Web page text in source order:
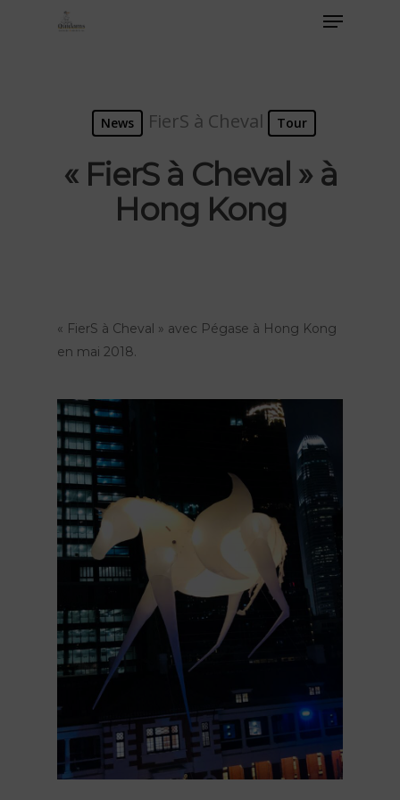
News FierS à Cheval Tour
« FierS à Cheval » à
Hong Kong
« FierS à Cheval » avec Pégase à Hong Kong
en mai 2018.